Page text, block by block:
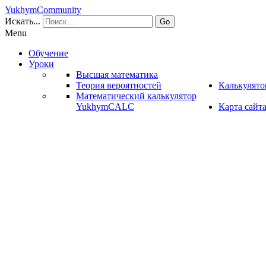
YukhymCommunity
Искать...
Go
Menu
Обучение
Уроки
Высшая математика
Теория вероятностей
Математический калькулятор
YukhymCALC
Карта сайта